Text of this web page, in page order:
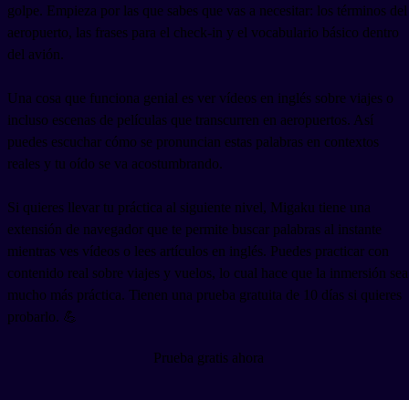
golpe. Empieza por las que sabes que vas a necesitar: los términos del
aeropuerto, las frases para el check-in y el vocabulario básico dentro
del avión.
Una cosa que funciona genial es ver vídeos en inglés sobre viajes o
incluso escenas de películas que transcurren en aeropuertos. Así
puedes escuchar cómo se pronuncian estas palabras en contextos
reales y tu oído se va acostumbrando.
Si quieres llevar tu práctica al siguiente nivel, Migaku tiene una
extensión de navegador que te permite buscar palabras al instante
mientras ves vídeos o lees artículos en inglés. Puedes practicar con
contenido real sobre viajes y vuelos, lo cual hace que la inmersión sea
mucho más práctica. Tienen una prueba gratuita de 10 días si quieres
probarlo. 💪
Prueba gratis ahora